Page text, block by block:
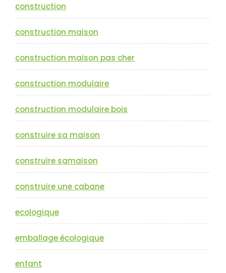
construction
construction maison
construction maison pas cher
construction modulaire
construction modulaire bois
construire sa maison
construire samaison
construire une cabane
ecologique
emballage écologique
enfant